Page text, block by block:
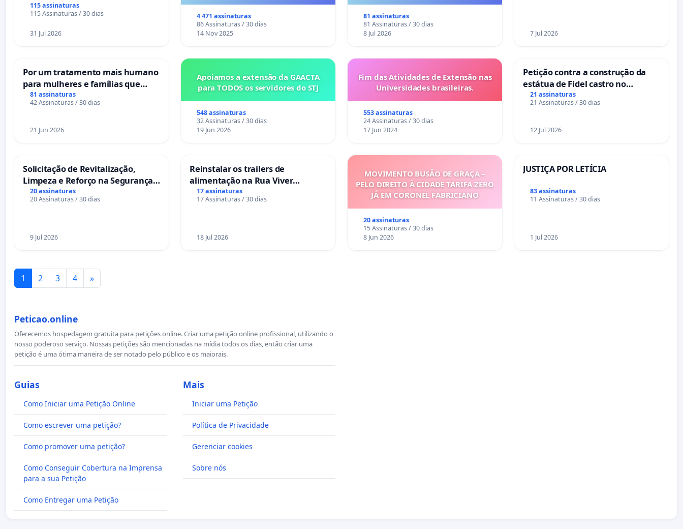
115 assinaturas
115 Assinaturas / 30 dias
31 Jul 2026
6x1 enquanto o lobby empresarial
compra a omissão do Congresso.
4 471 assinaturas
86 Assinaturas / 30 dias
14 Nov 2025
81 assinaturas
81 Assinaturas / 30 dias
8 Jul 2026
7 Jul 2026
Por um tratamento mais humano
para mulheres e famílias que
sofrem uma perda gestacional
nos hospitais portugueses
81 assinaturas
42 Assinaturas / 30 dias
21 Jun 2026
Apoiamos a extensão da GAACTA
para TODOS os servidores do STJ
548 assinaturas
32 Assinaturas / 30 dias
19 Jun 2026
Fim das Atividades de Extensão nas
Universidades brasileiras.
553 assinaturas
24 Assinaturas / 30 dias
17 Jun 2024
Petição contra a construção da
estátua de Fidel castro no
mirante do Caju
21 assinaturas
21 Assinaturas / 30 dias
12 Jul 2026
Solicitação de Revitalização,
Limpeza e Reforço na Segurança
das Praças da Rua Cachoeira das
Sete Ilhas
20 assinaturas
20 Assinaturas / 30 dias
9 Jul 2026
Reinstalar os trailers de
alimentação na Rua Viver
Salvador
17 assinaturas
17 Assinaturas / 30 dias
18 Jul 2026
MOVIMENTO BUSÃO DE GRAÇA –
PELO DIREITO À CIDADE TARIFA ZERO
JÁ EM CORONEL FABRICIANO
20 assinaturas
15 Assinaturas / 30 dias
8 Jun 2026
JUSTIÇA POR LETÍCIA
83 assinaturas
11 Assinaturas / 30 dias
1 Jul 2026
1 2 3 4 »
Peticao.online
Oferecemos hospedagem gratuita para petições online. Criar uma petição online profissional, utilizando o
nosso poderoso serviço. Nossas petições são mencionadas na mídia todos os dias, então criar uma
petição é uma ótima maneira de ser notado pelo público e os maiorais.
Guias
Como Iniciar uma Petição Online
Como escrever uma petição?
Como promover uma petição?
Como Conseguir Cobertura na Imprensa
para a sua Petição
Como Entregar uma Petição
Mais
Iniciar uma Petição
Política de Privacidade
Gerenciar cookies
Sobre nós